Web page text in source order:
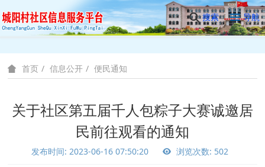
搜索 导航
首页 信息公开 便民通知
关于社区第五届千人包粽子大赛诚邀居
民前往观看的通知
发布时间: 2023-06-16 07:50:20 浏览次数: 502